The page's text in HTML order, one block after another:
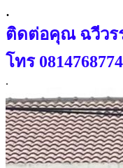
.
ติดต่อคุณ ฉวีว
โทร 0814768774
.